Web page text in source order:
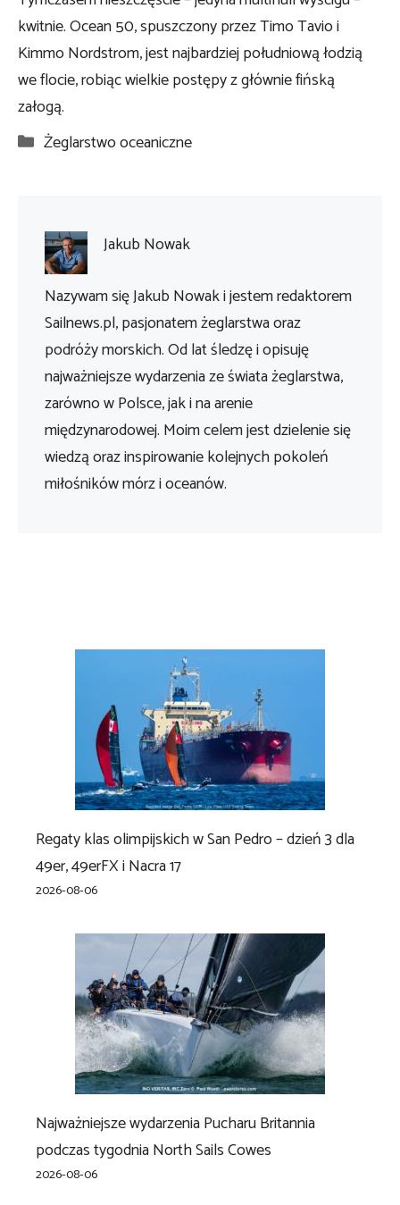
kwitnie. Ocean 50, spuszczony przez Timo Tavio i
Kimmo Nordstrom, jest najbardziej południową łodzią
we flocie, robiąc wielkie postępy z głównie fińską
załogą.
Kategorie
Żeglarstwo oceaniczne
Jakub Nowak
Nazywam się Jakub Nowak i jestem redaktorem
Sailnews.pl, pasjonatem żeglarstwa oraz
podróży morskich. Od lat śledzę i opisuję
najważniejsze wydarzenia ze świata żeglarstwa,
zarówno w Polsce, jak i na arenie
międzynarodowej. Moim celem jest dzielenie się
wiedzą oraz inspirowanie kolejnych pokoleń
miłośników mórz i oceanów.
Regaty klas olimpijskich w San Pedro – dzień 3 dla
49er, 49erFX i Nacra 17
2026-08-06
Najważniejsze wydarzenia Pucharu Britannia
podczas tygodnia North Sails Cowes
2026-08-06